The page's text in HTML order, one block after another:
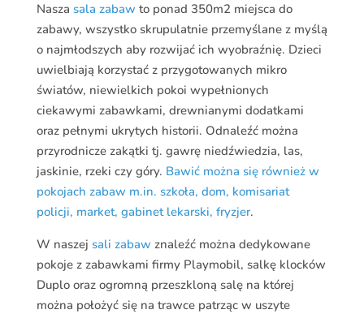
Nasza sala zabaw to ponad 350m2 miejsca do
zabawy, wszystko skrupulatnie przemyślane z myślą
o najmłodszych aby rozwijać ich wyobraźnię. Dzieci
uwielbiają korzystać z przygotowanych mikro
światów, niewielkich pokoi wypełnionych
ciekawymi zabawkami, drewnianymi dodatkami
oraz pełnymi ukrytych historii. Odnaleźć można
przyrodnicze zakątki tj. gawrę niedźwiedzia, las,
jaskinie, rzeki czy góry. Bawić można się również w
pokojach zabaw m.in. szkoła, dom, komisariat
policji, market, gabinet lekarski, fryzjer.
W naszej sali zabaw znaleźć można dedykowane
pokoje z zabawkami firmy Playmobil, salkę klocków
Duplo oraz ogromną przeszkloną salę na której
można położyć się na trawce patrząc w uszyte